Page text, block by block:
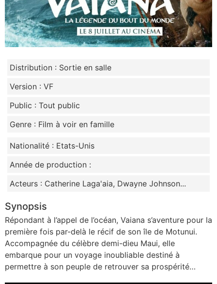
Distribution : Sortie en salle
Version : VF
Public : Tout public
Genre : Film à voir en famille
Nationalité : Etats-Unis
Année de production :
Acteurs : Catherine Laga'aia, Dwayne Johnson...
Synopsis
Répondant à l’appel de l’océan, Vaiana s’aventure pour la
première fois par-delà le récif de son île de Motunui.
Accompagnée du célèbre demi-dieu Maui, elle
embarque pour un voyage inoubliable destiné à
permettre à son peuple de retrouver sa prospérité…